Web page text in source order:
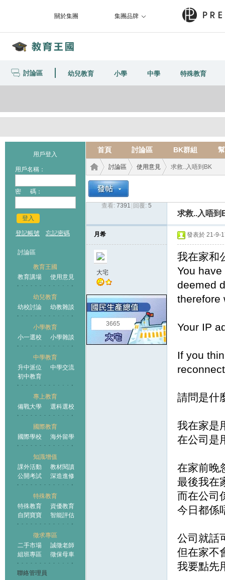
關於集團 集團品牌
討論區 幼兒教育 小學 中學 特殊教育
用戶登入
用戶名稱：
密 碼：
登入
登記帳號 忘記密碼
討論區
教育王國
教育講場
使用意見
幼兒教育
幼校討論
幼教雜談
小學教育
小一選校
小學雜談
中學教育
升中派位
中學交流
初中教育
專上教育
備戰大學
選科選校
國際教育
國際學校
海外留學
知識增值
課外活動
教材閱讀
公開考試
深造進修
特殊教育
特殊教育
資優教育
自閉寶寶
智能評估
徵求專區
二手市場
誠徵老師
組班專區
徵保母車
聯絡管理員
首頁 討論區 BK群組
王國
討論區
›
使用意見 求救..入唔到BK
查看: 7391 回覆: 5
求救..入唔到
月希
大宅
3665
發表於 21-9-
我在家和
You
deemed
therefore
Your IP
If you
請問是什
我在家是
在公司是
在家前晚
最後我在
而在公司
今日都係
公司就話
但在家不
我要點先